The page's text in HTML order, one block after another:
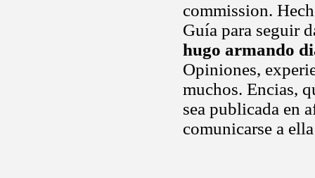
commission.
Guía para seguir
hugo armando
Opiniones,
muchos. Encias,
sea publicada en
comunicarse a